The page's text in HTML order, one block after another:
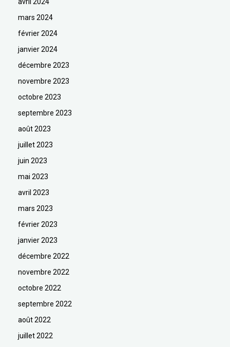
avril 2024
mars 2024
février 2024
janvier 2024
décembre 2023
novembre 2023
octobre 2023
septembre 2023
août 2023
juillet 2023
juin 2023
mai 2023
avril 2023
mars 2023
février 2023
janvier 2023
décembre 2022
novembre 2022
octobre 2022
septembre 2022
août 2022
juillet 2022